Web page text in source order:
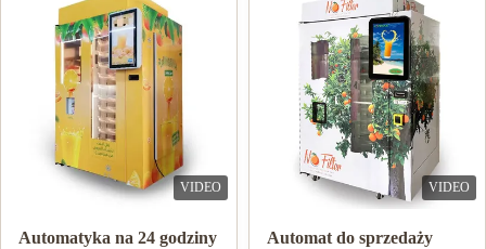
VIDEO
Automat z
VIDEO
Automatyka na 24 godziny
Automat do